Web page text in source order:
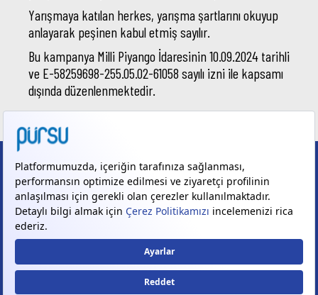
Yarışmaya katılan herkes, yarışma şartlarını okuyup
anlayarak peşinen kabul etmiş sayılır.
Bu kampanya Milli Piyango İdaresinin 10.09.2024 tarihli
ve E-58259698-255.05.02-61058 sayılı izni ile kapsamı
dışında düzenlenmektedir.
2026 © Tüm Hakları Saklıdır. Pürsu
444 9 787